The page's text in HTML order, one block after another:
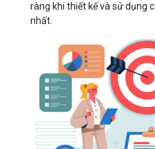
ràng khi thiết kế và sử dụng
nhất.